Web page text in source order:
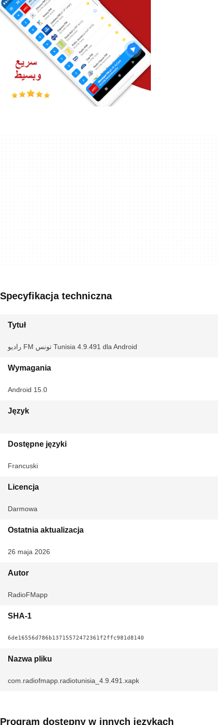
Specyfikacja techniczna
Tytuł
راديو FM تونس Tunisia 4.9.491 dla Android
Wymagania
Android 15.0
Język
Dostępne języki
Francuski
Licencja
Darmowa
Ostatnia aktualizacja
26 maja 2026
Autor
RadioFMapp
SHA-1
6de16556d786b13715572472361f2ffc981d8140
Nazwa pliku
com.radiofmapp.radiotunisia_4.9.491.xapk
Program dostępny w innych językach